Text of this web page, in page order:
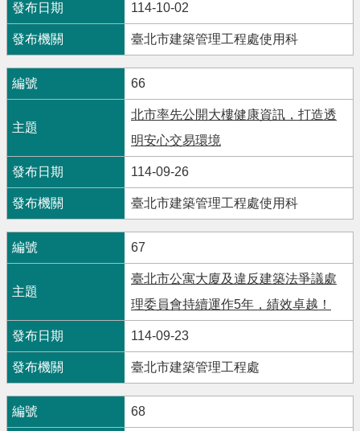
114-10-02
臺北市建築管理工程處使用科
66
北市率先公開大樓健康資訊，打造透
明安心交易環境
114-09-26
臺北市建築管理工程處使用科
67
臺北市公寓大廈及違反建築法爭議處
理委員會持續運作5年，績效卓越！
114-09-23
臺北市建築管理工程處
68